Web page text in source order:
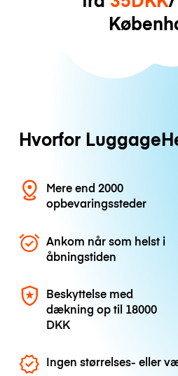
Hvorfor
Mere end 2000
opbevaringssteder
Ankom når som helst i
åbningstiden
Beskyttelse med
dækning op til 18000
DKK
Ingen størrelses- eller